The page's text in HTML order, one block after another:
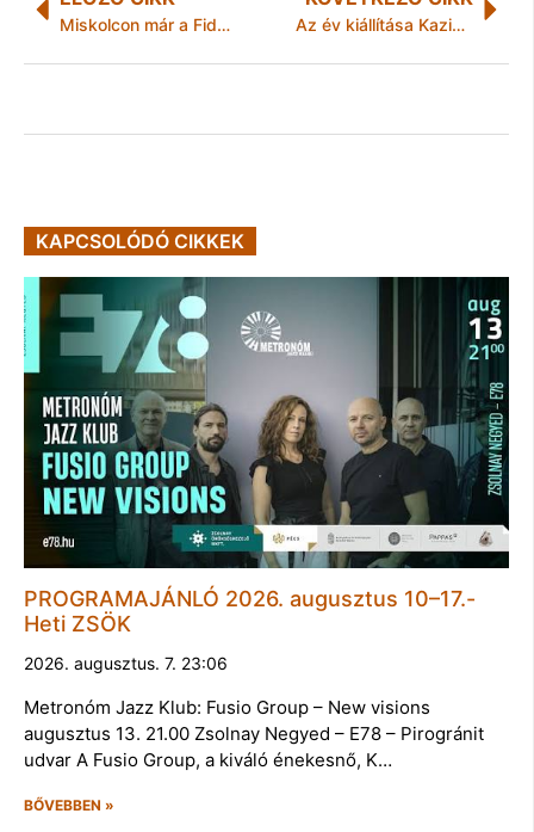
Miskolcon már a Fidesz is a Jobbiktól várja a rendteremtést Az év kiállítása Kazincbarcikán
KAPCSOLÓDÓ CIKKEK
PROGRAMAJÁNLÓ 2026. augusztus 10–17.-
Heti ZSÖK
2026. augusztus. 7. 23:06
Metronóm Jazz Klub: Fusio Group – New visions
augusztus 13. 21.00 Zsolnay Negyed – E78 – Pirogránit
udvar A Fusio Group, a kiváló énekesnő, K…
BŐVEBBEN »